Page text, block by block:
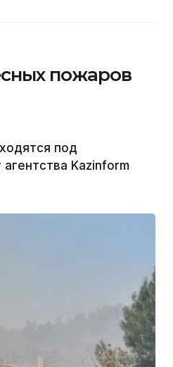
пожаров
под
Kazinform